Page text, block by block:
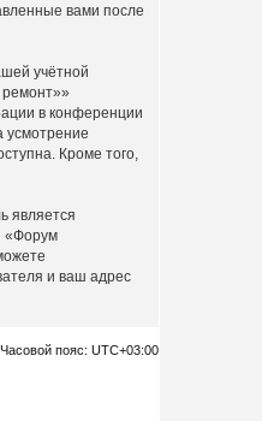
вами после
учётной
в конференции
усмотрение
Кроме того,
является
«Форум
и ваш адрес
Часовой пояс: UTC+03:00